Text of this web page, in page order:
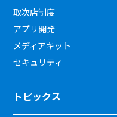
取次店制度
アプリ開発
メディアキット
セキュリティ
トピックス